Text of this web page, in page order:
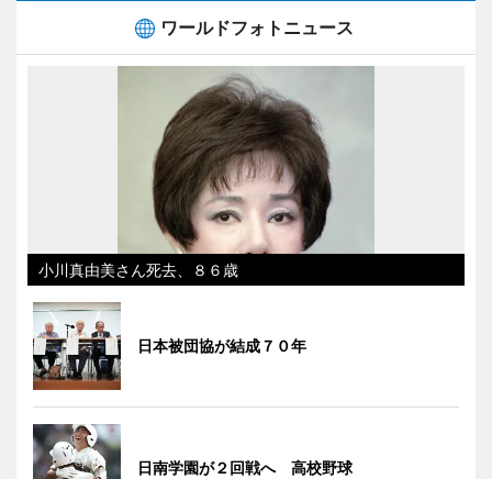
ワールドフォトニュース
小川真由美さん死去、８６歳
日本被団協が結成７０年
日南学園が２回戦へ 高校野球